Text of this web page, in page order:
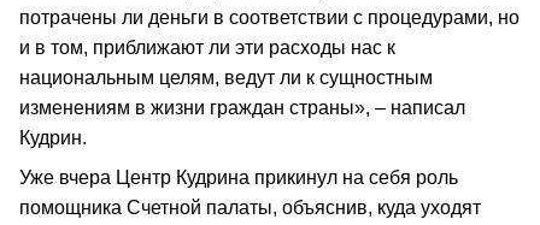
потрачены ли деньги в соответствии с процедурами, но
и в том, приближают ли эти расходы нас к
национальным целям, ведут ли к сущностным
изменениям в жизни граждан страны», – написал
Кудрин.
Уже вчера Центр Кудрина прикинул на себя роль
помощника Счетной палаты, объяснив, куда уходят